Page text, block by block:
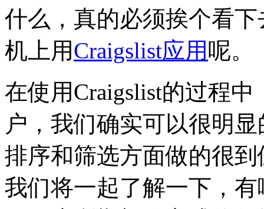
什么，真的必须挨个看
机上用Craigslist应用呢。
在使用Craigslist的过程
户，我们确实可以很明
排序和筛选方面做的很
我们将一起了解一下，